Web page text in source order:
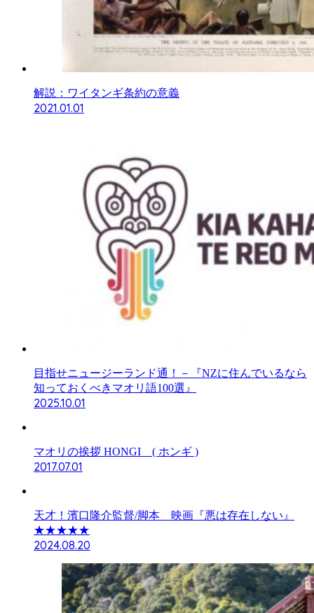
解説：ワイタンギ条約の意義
2021.01.01
目指せニュージーランド通！－『NZに住んでいるなら
知っておくべきマオリ語100選』
2025.10.01
マオリの挨拶 HONGI ( ホンギ )
2017.07.01
天才！濱口隆介監督/脚本 映画『悪は存在しない』
★★★★★
2024.08.20